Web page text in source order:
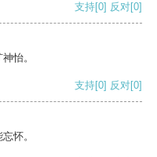
支持[0] 反对[0]
怡。
支持[0] 反对[0]
怀。